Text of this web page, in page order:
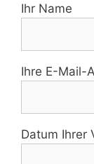
Ihr Name
Ihre E-Mail-
Datum Ihrer